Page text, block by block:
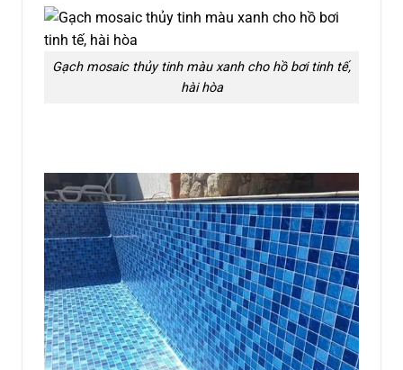
Gạch mosaic thủy tinh màu xanh cho hồ bơi tinh tế,
hài hòa